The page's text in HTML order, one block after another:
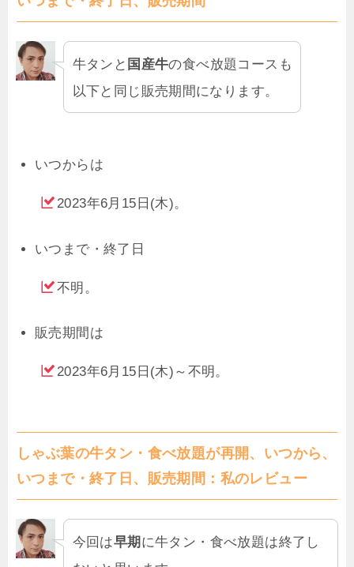
牛タンと 国産牛の食べ放題コースも
以下と同じ販売期間になります。
いつからは
2023年6月15日(木)。
いつまで・終了日
不明。
販売期間は
2023年6月15日(木)～不明。
しゃぶ葉の牛タン・食べ放題が再開、いつから、
いつまで・終了日、販売期間：私のレビュー
今回は早期に牛タン・食べ放題は終了し